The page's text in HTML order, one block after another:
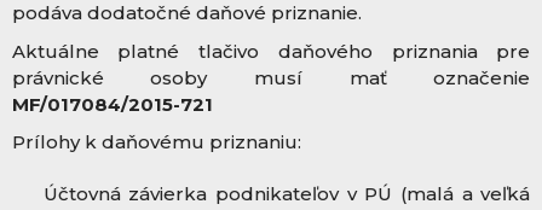
podáva dodatočné daňové priznanie.
Aktuálne platné tlačivo daňového priznania pre
právnické osoby musí mať označenie
MF/017084/2015-721
Prílohy k daňovému priznaniu:
Účtovná závierka podnikateľov v PÚ (malá a veľká